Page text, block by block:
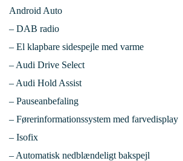
Android Auto
– DAB radio
– El klapbare sidespejle med varme
– Audi Drive Select
– Audi Hold Assist
– Pauseanbefaling
– Førerinformationssystem med farvedisplay
– Isofix
– Automatisk nedblændeligt bakspejl